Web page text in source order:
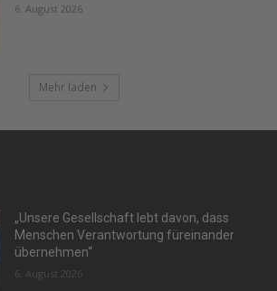
6. August 2026
Mehr laden
„Unsere Gesellschaft lebt davon, dass
Menschen Verantwortung füreinander
übernehmen“
6. August 2026